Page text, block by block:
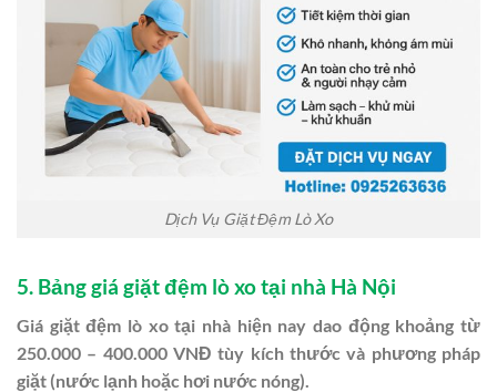
Dịch Vụ Giặt Đệm Lò Xo
5. Bảng giá giặt đệm lò xo tại nhà Hà Nội
Giá giặt đệm lò xo tại nhà hiện nay dao động khoảng từ
250.000 – 400.000 VNĐ tùy kích thước và phương pháp
giặt (nước lạnh hoặc hơi nước nóng).